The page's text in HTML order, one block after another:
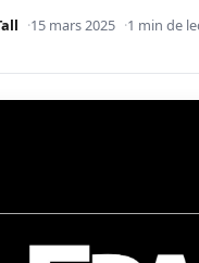
15 mars 2025 1 min de